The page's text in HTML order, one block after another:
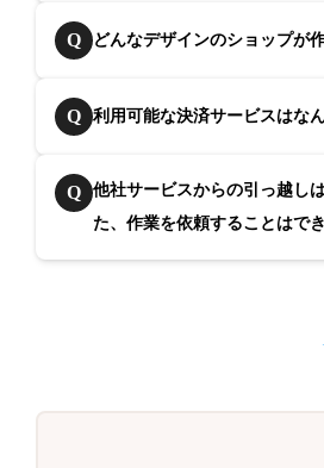
Q どんなデザインのショップが
Q 利用可能な決済サービスはな
Q
他社サービスからの引っ越し
た、作業を依頼することはで